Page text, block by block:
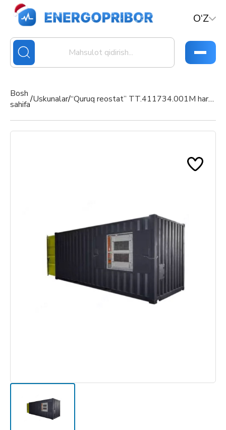
O‘Z
Bosh
sahifa/Uskunalar/ “Quruq reostat” TT.411734.001M harakatlanuvchi dizel-lokomotivlarni reostat sinov stansiyasi